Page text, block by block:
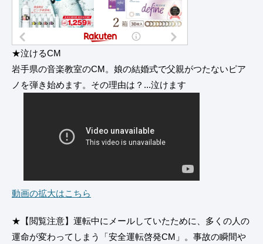
★泣けるCM
岩手県の音楽教室のCM。娘の結婚式で父親がつたないピア
ノを弾き始めます。その理由は？...泣けます
動画の拡大はこちら
★【閲覧注意】運転中にメールしていたために、多くの人の
運命が変わってしまう「安全運転啓発CM」。事故の瞬間や